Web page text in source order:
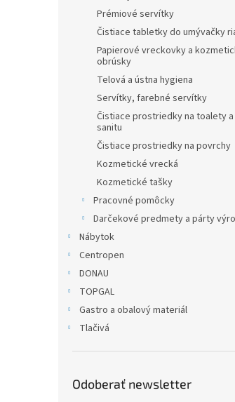
Prémiové servítky
Čistiace tabletky do umývačky
Papierové vreckovky a
obrúsky
Telová a ústna hygiena
Servítky, farebné servítky
Čistiace prostriedky na toalety a
sanitu
Čistiace prostriedky na povrchy
Kozmetické vrecká
Kozmetické tašky
Pracovné pomôcky
Darčekové predmety a párty
Nábytok
Centropen
DONAU
TOPGAL
Gastro a obalový materiál
Tlačivá
Odoberať newsletter